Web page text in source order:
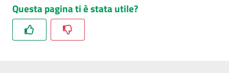
Questa pagina ti è stata utile?